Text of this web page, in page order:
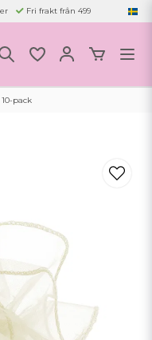
Fri frakt från 499
pack